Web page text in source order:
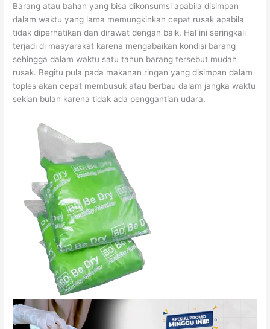
Barang atau bahan yang bisa dikonsumsi apabila disimpan
dalam waktu yang lama memungkinkan cepat rusak apabila
tidak diperhatikan dan dirawat dengan baik. Hal ini seringkali
terjadi di masyarakat karena mengabaikan kondisi barang
sehingga dalam waktu satu tahun barang tersebut mudah
rusak. Begitu pula pada makanan ringan yang disimpan dalam
toples akan cepat membusuk atau berbau dalam jangka waktu
sekian bulan karena tidak ada penggantian udara.